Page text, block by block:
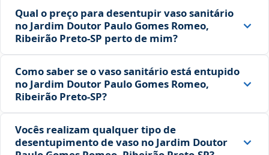
Qual o preço para desentupir vaso sanitário
no Jardim Doutor Paulo Gomes Romeo,
Ribeirão Preto‑SP perto de mim?
Como saber se o vaso sanitário está entupido
no Jardim Doutor Paulo Gomes Romeo,
Ribeirão Preto‑SP?
Vocês realizam qualquer tipo de
desentupimento de vaso no Jardim Doutor